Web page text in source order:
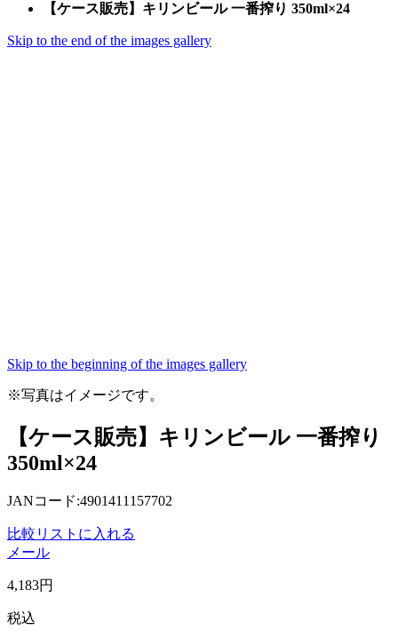
【ケース販売】キリンビール 一番搾り 350ml×24
Skip to the end of the images gallery
Skip to the beginning of the images gallery
※写真はイメージです。
【ケース販売】キリンビール 一番搾り
350ml×24
JANコード:4901411157702
比較リストに入れる
メール
4,183円
税込